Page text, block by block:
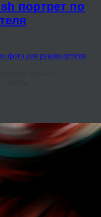
портрет по